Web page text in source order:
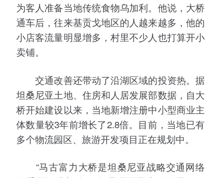
为客人准备当地传统食物乌加利。他说，大桥
通车后，往来基贡戈地区的人越来越多，他的
小店客流量明显增多，村里不少人也打算开小
卖铺。
交通改善还带动了沿湖区域的投资热。据
坦桑尼亚土地、住房和人居发展部数据，自大
桥开始建设以来，当地新增注册中小型商业主
体数量较3年前增长了2.8倍。目前，当地已有
多个物流园区、旅游开发项目正在规划中。
“马古富力大桥是坦桑尼亚战略交通网络